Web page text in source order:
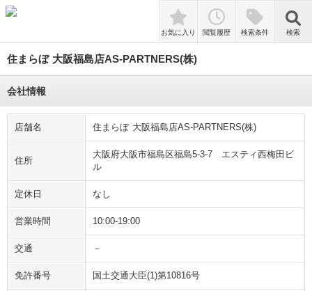
検索
お気に入り 閲覧履歴 検索条件 検索
住まらぼ 大阪福島店AS-PARTNERS(株)
会社情報
店舗名 住まらぼ 大阪福島店AS-PARTNERS(株)
住所
大阪府大阪市福島区福島5-3-7 エスティ西梅田ビ
ル
定休日 なし
営業時間 10:00-19:00
交通 －
免許番号 国土交通大臣(1)第10816号